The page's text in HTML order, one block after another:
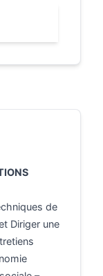
de
Diriger une